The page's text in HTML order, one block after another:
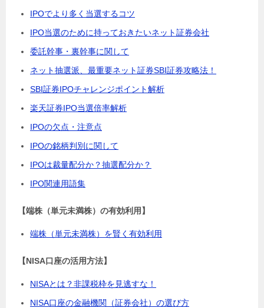
IPOでより多く当選するコツ
IPO当選のために持っておきたいネット証券会社
委託幹事・裏幹事に関して
ネット抽選派、最重要ネット証券SBI証券攻略法！
SBI証券IPOチャレンジポイント解析
楽天証券IPO当選倍率解析
IPOの欠点・注意点
IPOの銘柄判別に関して
IPOは裁量配分か？抽選配分か？
IPO関連用語集
【端株（単元未満株）の有効利用】
端株（単元未満株）を賢く有効利用
【NISA口座の活用方法】
NISAとは？非課税枠を見逃すな！
NISA口座の金融機関（証券会社）の選び方